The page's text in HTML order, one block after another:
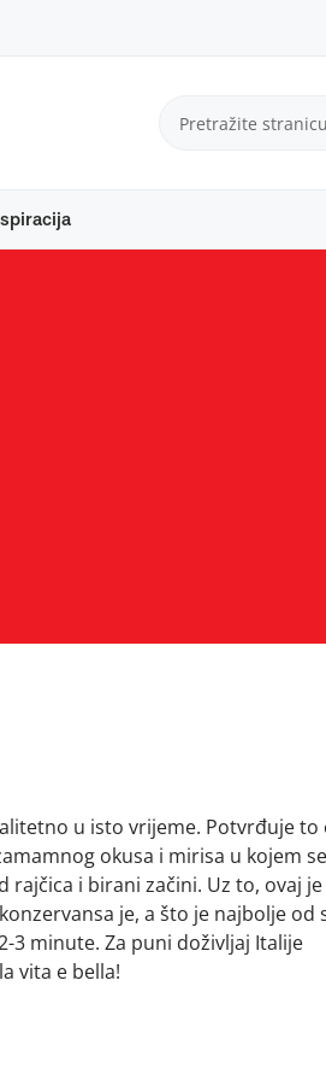
u isto vrijeme. Potvrđuje to
okusa i mirisa u kojem se
i birani začini. Uz to, ovaj je
je, a što je najbolje od
3 minute. Za puni doživljaj Italije
vita e bella!